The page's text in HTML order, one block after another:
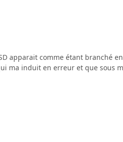
apparait comme étant branché
ma induit en erreur et que sous